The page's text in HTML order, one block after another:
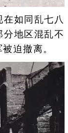
如同乱七八
地区混乱不
迫撤离。